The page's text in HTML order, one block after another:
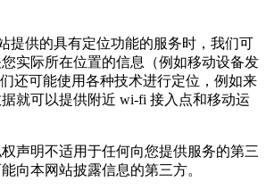
供的具有定位功能的服务时，我们可
实际所在位置的信息（例如移动设备发
还可能使用各种技术进行定位，例如来
就可以提供附近 wi-fi 接入点和移动运
明不适用于任何向您提供服务的第三
向本网站披露信息的第三方。